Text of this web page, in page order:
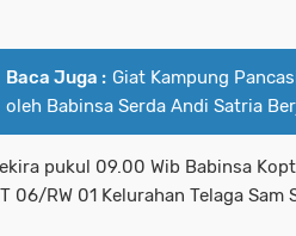
Baca Juga : Giat Kampung
oleh Babinsa Serda Andi Satria
pukul 09.00 Wib Babinsa
06/RW 01 Kelurahan Telaga Sam